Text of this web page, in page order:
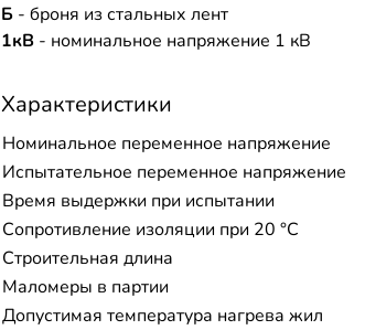
Б - броня из стальных лент
1кВ - номинальное напряжение 1 кВ
Характеристики
Номинальное переменное напряжение
Испытательное переменное напряжение
Время выдержки при испытании
Сопротивление изоляции при 20 °С
Строительная длина
Маломеры в партии
Допустимая температура нагрева жил